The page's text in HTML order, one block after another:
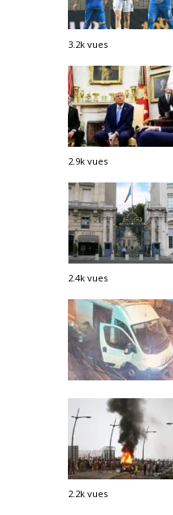
3.2k vues
2.9k vues
2.4k vues
2.2k vues